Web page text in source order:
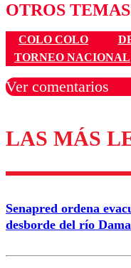
OTROS
COLO COLO
TORNEO NACIONAL
Ver comentarios
Los comentarios
Correo
LAS MÁS
Senapred ordena
desborde del río